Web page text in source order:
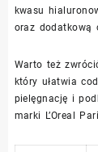
kwasu
oraz dodatkową
Warto też
który ułatwia
pielęgnację i
marki L’Oreal